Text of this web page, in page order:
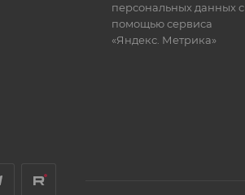
персональных данных с
помощью сервиса
«Яндекс. Метрика»